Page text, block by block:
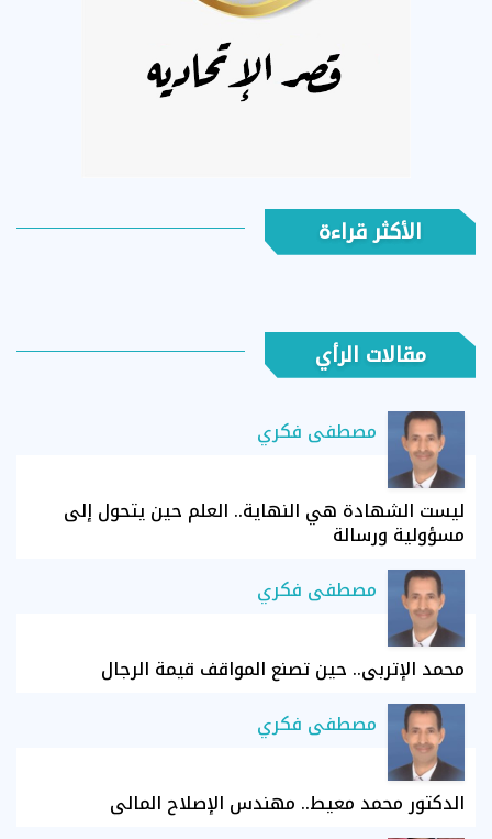
الأكثر قراءة
مقالات الرأي
مصطفى فكري
ليست الشهادة هي النهاية.. العلم حين يتحول إلى
مسؤولية ورسالة
مصطفى فكري
محمد الإتربي.. حين تصنع المواقف قيمة الرجال
مصطفى فكري
الدكتور محمد معيط.. مهندس الإصلاح المالي